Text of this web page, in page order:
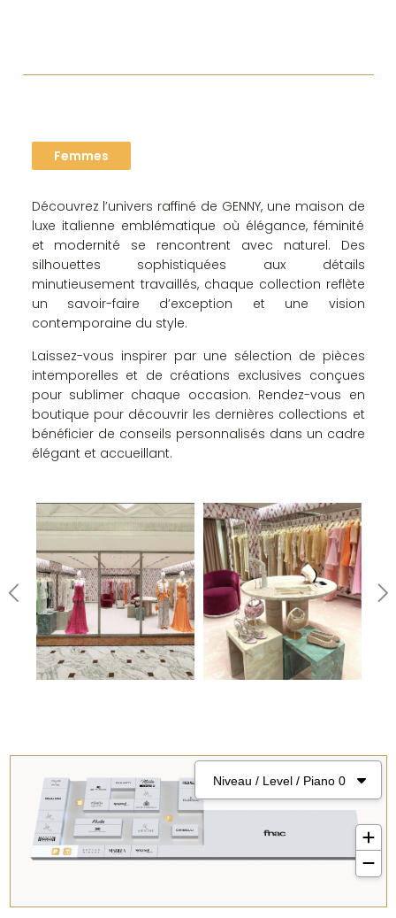
Femmes
Découvrez l’univers raffiné de GENNY, une maison de
luxe italienne emblématique où élégance, féminité
et modernité se rencontrent avec naturel. Des
silhouettes sophistiquées aux détails
minutieusement travaillés, chaque collection reflète
un savoir-faire d’exception et une vision
contemporaine du style.
Laissez-vous inspirer par une sélection de pièces
intemporelles et de créations exclusives conçues
pour sublimer chaque occasion. Rendez-vous en
boutique pour découvrir les dernières collections et
bénéficier de conseils personnalisés dans un cadre
élégant et accueillant.